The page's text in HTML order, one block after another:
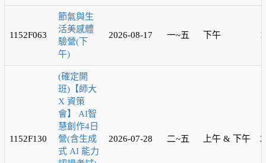
1152F063
節氣與生
活美感體
驗營(下
午)
2026-08-17 一~五 下午
1152F130
(確定開
班)【師大
X 資策
會】 AI智
慧創作4日
營(含生成
式 AI 能力
2026-07-28 二~五 上午 & 下午